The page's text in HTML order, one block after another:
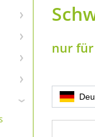
nur